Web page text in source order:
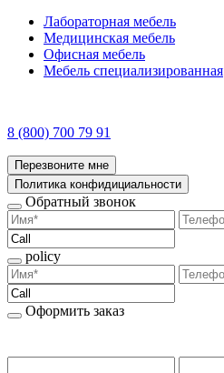
Лабораторная мебель
Медицинская мебель
Офисная мебель
Мебель специализированная
8 (800) 700 79 91
Перезвоните мне
Политика конфидициальности
Обратный звонок
policy
Оформить заказ